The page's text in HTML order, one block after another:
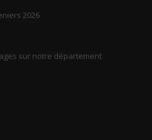
2026
sur notre département